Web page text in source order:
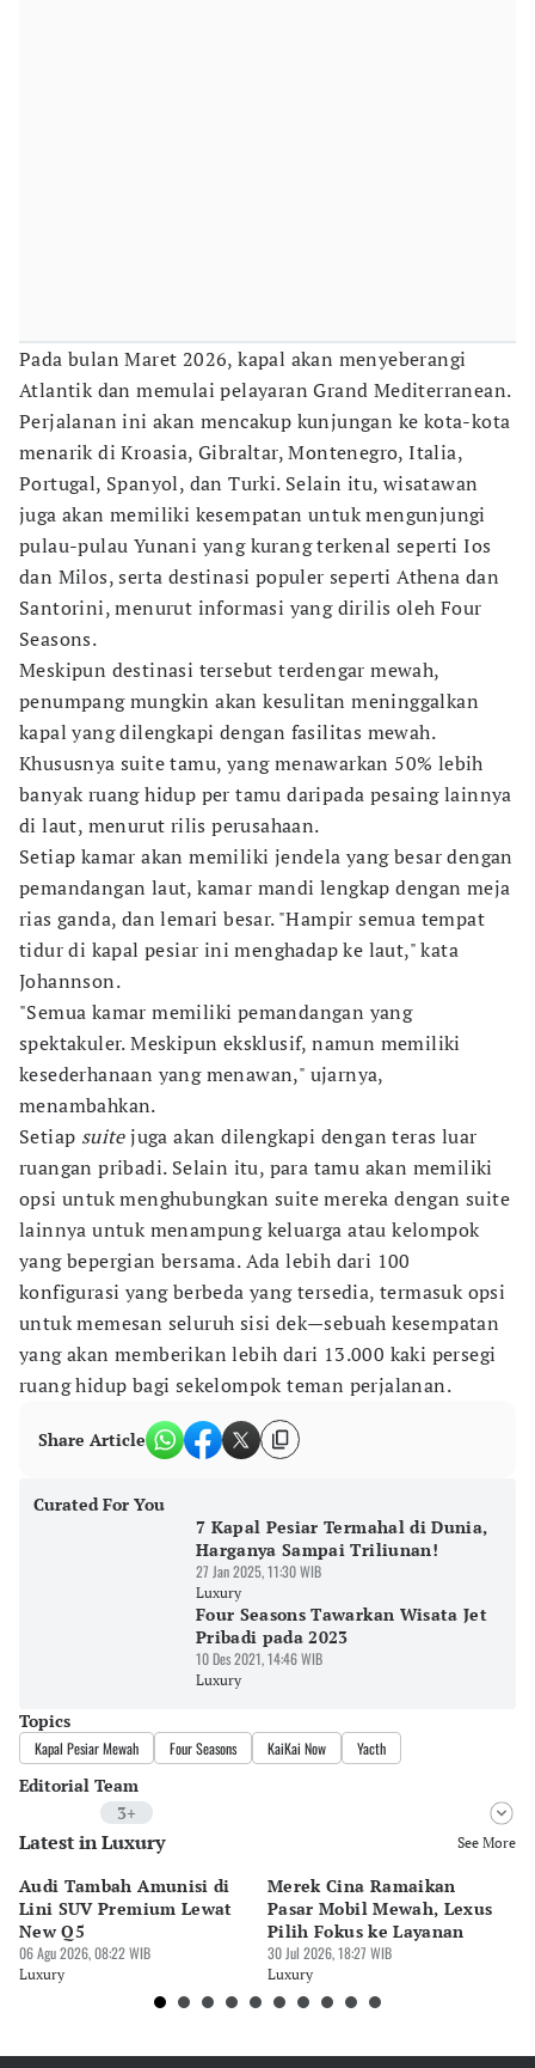
Pada bulan Maret 2026, kapal akan menyeberangi
Atlantik dan memulai pelayaran Grand Mediterranean.
Perjalanan ini akan mencakup kunjungan ke kota-kota
menarik di Kroasia, Gibraltar, Montenegro, Italia,
Portugal, Spanyol, dan Turki. Selain itu, wisatawan
juga akan memiliki kesempatan untuk mengunjungi
pulau-pulau Yunani yang kurang terkenal seperti Ios
dan Milos, serta destinasi populer seperti Athena dan
Santorini, menurut informasi yang dirilis oleh Four
Seasons.
Meskipun destinasi tersebut terdengar mewah,
penumpang mungkin akan kesulitan meninggalkan
kapal yang dilengkapi dengan fasilitas mewah.
Khususnya suite tamu, yang menawarkan 50% lebih
banyak ruang hidup per tamu daripada pesaing lainnya
di laut, menurut rilis perusahaan.
Setiap kamar akan memiliki jendela yang besar dengan
pemandangan laut, kamar mandi lengkap dengan meja
rias ganda, dan lemari besar. "Hampir semua tempat
tidur di kapal pesiar ini menghadap ke laut," kata
Johannson.
"Semua kamar memiliki pemandangan yang
spektakuler. Meskipun eksklusif, namun memiliki
kesederhanaan yang menawan," ujarnya,
menambahkan.
Setiap suitejuga akan dilengkapi dengan teras luar
ruangan pribadi. Selain itu, para tamu akan memiliki
opsi untuk menghubungkan suite mereka dengan suite
lainnya untuk menampung keluarga atau kelompok
yang bepergian bersama. Ada lebih dari 100
konfigurasi yang berbeda yang tersedia, termasuk opsi
untuk memesan seluruh sisi dek—sebuah kesempatan
yang akan memberikan lebih dari 13.000 kaki persegi
ruang hidup bagi sekelompok teman perjalanan.
Share Article
Curated For You
7 Kapal Pesiar Termahal di Dunia,
Harganya Sampai Triliunan!
27 Jan 2025, 11:30 WIB
Luxury
Four Seasons Tawarkan Wisata Jet
Pribadi pada 2023
10 Des 2021, 14:46 WIB
Luxury
Topics
Kapal Pesiar Mewah Four Seasons KaiKai Now Yacth
Editorial Team
3+
Editor
Editor
Desy Yuliastuti
Latest in Luxury See More
Audi Tambah Amunisi di
Lini SUV Premium Lewat
New Q5
06 Agu 2026, 08:22 WIB
Luxury
Merek Cina Ramaikan
Pasar Mobil Mewah, Lexus
Pilih Fokus ke Layanan
30 Jul 2026, 18:27 WIB
Luxury